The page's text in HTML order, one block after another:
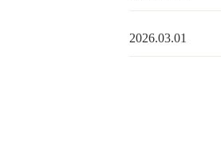
2026.03.01